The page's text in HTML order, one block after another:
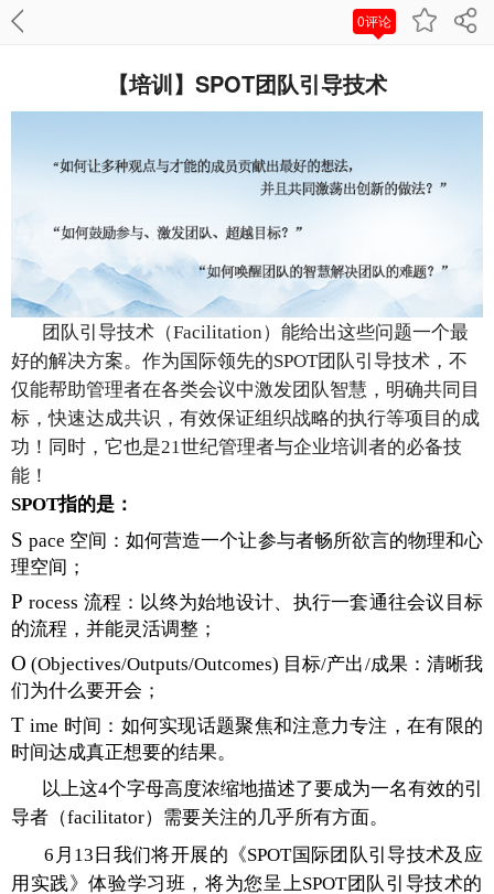
0评论
【培训】SPOT团队引导技术
团队引导技术（Facilitation）能给出这些问题一个最
好的解决方案。作为国际领先的SPOT团队引导技术，不
仅能帮助管理者在各类会议中激发团队智慧，明确共同目
标，快速达成共识，有效保证组织战略的执行等项目的成
功！同时，它也是21世纪管理者与企业培训者的必备技
能！
SPOT指的是：
S pace 空间：如何营造一个让参与者畅所欲言的物理和心
理空间；
P rocess 流程：以终为始地设计、执行一套通往会议目标
的流程，并能灵活调整；
O (Objectives/Outputs/Outcomes) 目标/产出/成果 ：清晰我
们为什么要开会；
T ime 时间：如何实现话题聚焦和注意力专注，在有限的
时间达成真正想要的结果。
以上这4个字母高度浓缩地描述了要成为一名有效的引
导者（facilitator）需要关注的几乎所有方面。
6月13日我们将开展的 《SPOT国际团队引导技术及应
用实践》体验学习班，将为您呈上SPOT团队引导技术的